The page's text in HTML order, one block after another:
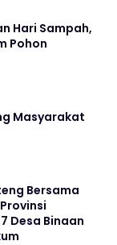
Hari Sampah,
Pohon
Masyarakat
Bersama
Desa Binaan